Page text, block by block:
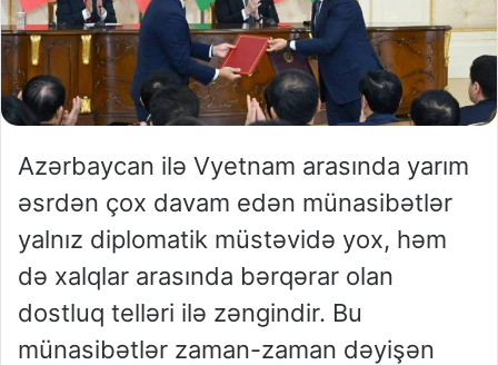
Azərbaycan ilə Vyetnam arasında yarım
əsrdən çox davam edən münasibətlər
yalnız diplomatik müstəvidə yox, həm
də xalqlar arasında bərqərar olan
dostluq telləri ilə zəngindir. Bu
münasibətlər zaman-zaman dəyişən